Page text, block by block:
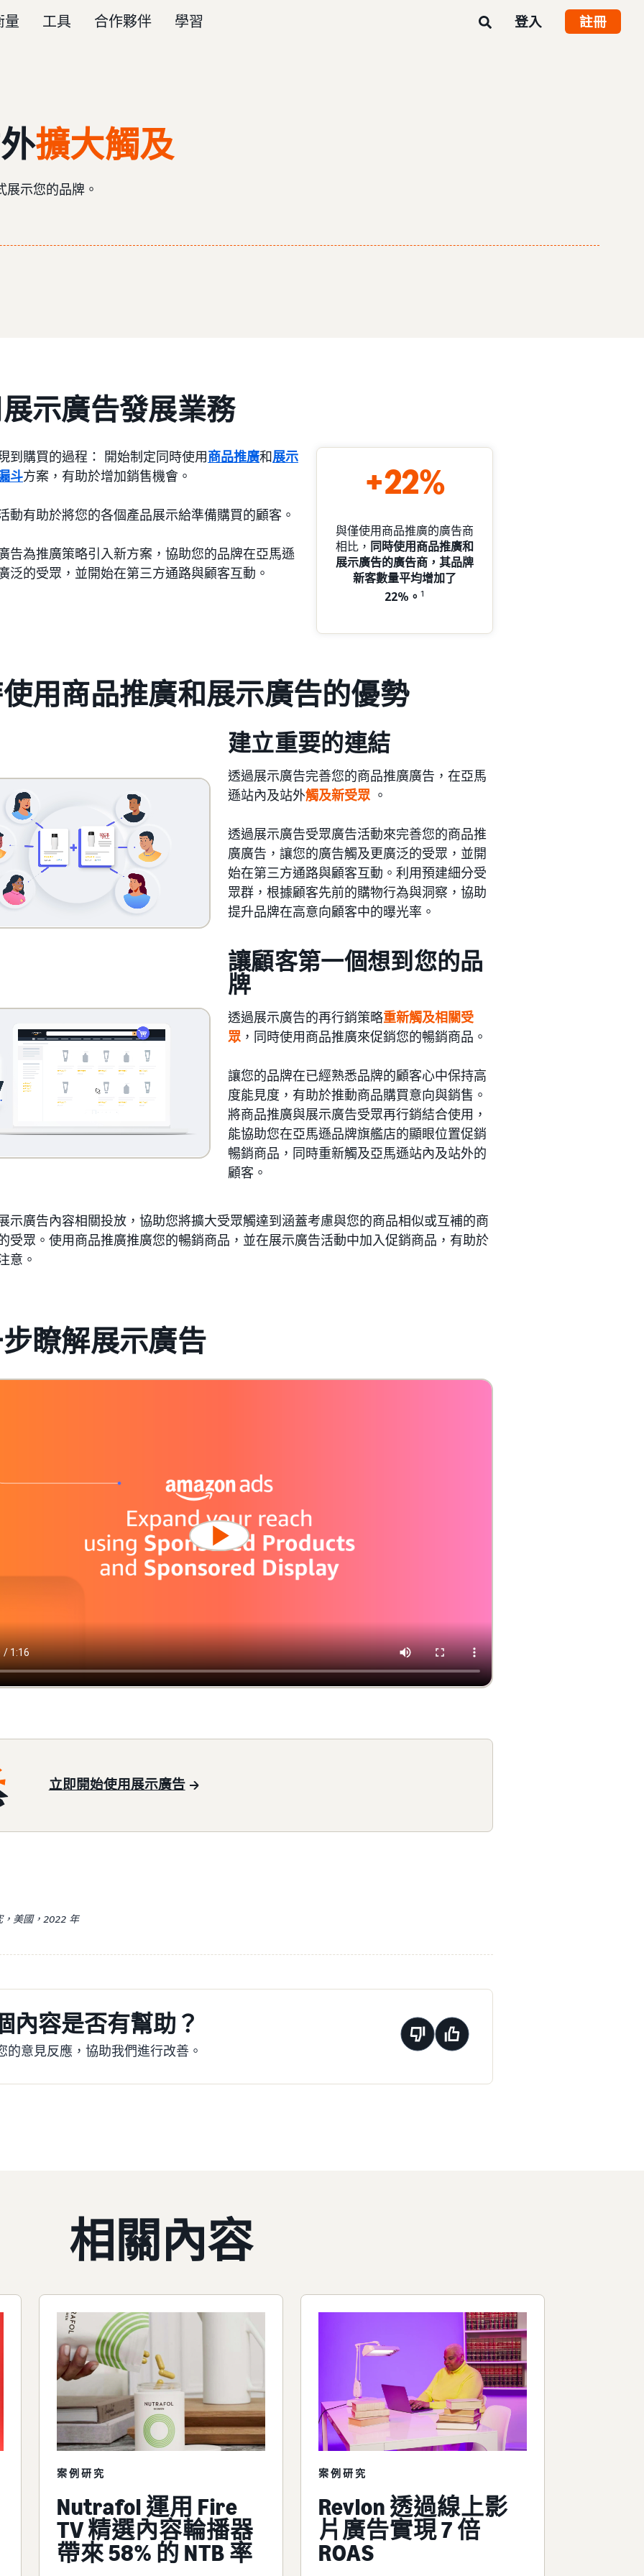
量 工具 合作夥伴 學習 登入 註冊
擴大觸及
示您的品牌。
示廣告發展業務
到購買的過程： 開始制定同時使用商品推廣和展示
斗方案，有助於增加銷售機會。
動有助於將您的各個產品展示給準備購買的顧客。
告為推廣策略引入新方案，協助您的品牌在亞馬遜
泛的受眾，並開始在第三方通路與顧客互動。
+22%
與僅使用商品推廣的廣告商
相比， 同時使用商品推廣和
展示廣告的廣告商，其品牌
新客數量平均增加了
22% 。 1
用商品推廣和展示廣告的優勢
建立重要的連結
透過展示廣告完善您的商品推廣廣告，在亞馬
遜站內及站外觸及新受眾 。
透過展示廣告受眾廣告活動來完善您的商品推
廣廣告，讓您的廣告觸及更廣泛的受眾，並開
始在第三方通路與顧客互動。利用預建細分受
眾群，根據顧客先前的購物行為與洞察，協助
提升品牌在高意向顧客中的曝光率。
讓顧客第一個想到您的品
牌
透過展示廣告的再行銷策略重新觸及相關受
眾 ，同時使用商品推廣來促銷您的暢銷商品。
讓您的品牌在已經熟悉品牌的顧客心中保持高
度能見度，有助於推動商品購買意向與銷售。
將商品推廣與展示廣告受眾再行銷結合使用，
能協助您在亞馬遜品牌旗艦店的顯眼位置促銷
暢銷商品，同時重新觸及亞馬遜站內及站外的
顧客。
示廣告內容相關投放，協助您將擴大受眾觸達到涵蓋考慮與您的商品相似或互補的商
受眾。使用商品推廣推廣您的暢銷商品，並在展示廣告活動中加入促銷商品，有助於
意。
瞭解展示廣告
立即開始使用展示廣告
美國，2022 年
內容是否有幫助？
的意見反應，協助我們進行改善。
相關內容
案例研究
Nutrafol 運用 Fire
TV 精選內容輪播器
帶來 58% 的 NTB 率
案例研究
Revlon 透過線上影
片廣告實現 7 倍
ROAS